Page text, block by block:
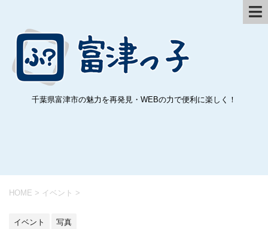
千葉県富津市の魅力を再発見・WEBの力で便利に楽しく！
HOME > イベント >
イベント 写真